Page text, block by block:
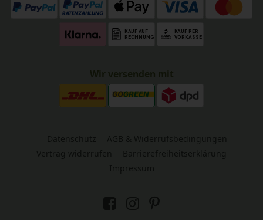
Wir versenden mit